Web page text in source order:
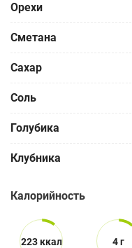
Орехи
Сметана
Сахар
Соль
Голубика
Клубника
Калорийность
223 ккал 4 г